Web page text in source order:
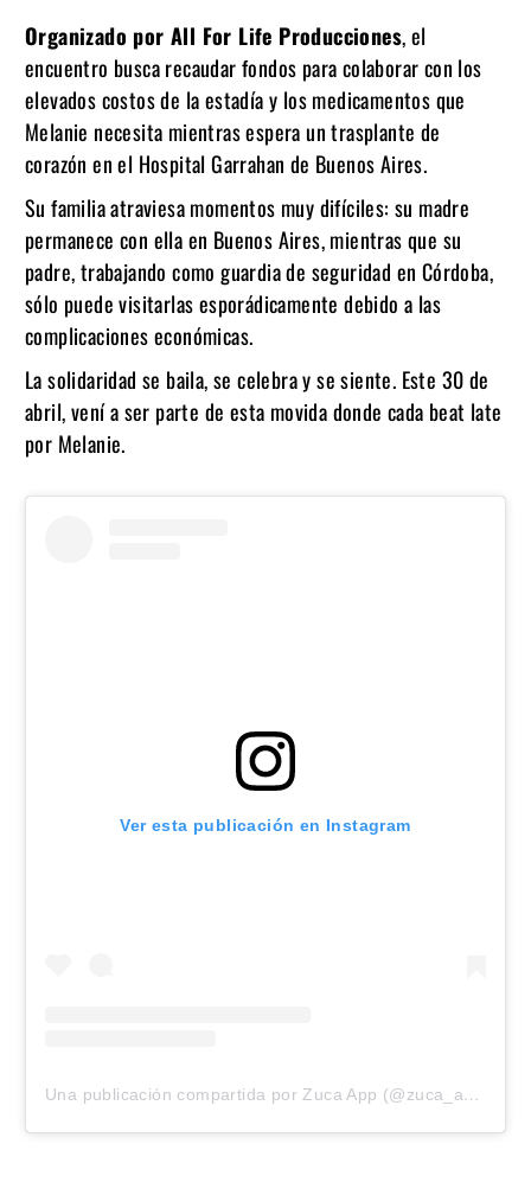
Organizado por All For Life Producciones, el
encuentro busca recaudar fondos para colaborar con los
elevados costos de la estadía y los medicamentos que
Melanie necesita mientras espera un trasplante de
corazón en el Hospital Garrahan de Buenos Aires.
Su familia atraviesa momentos muy difíciles: su madre
permanece con ella en Buenos Aires, mientras que su
padre, trabajando como guardia de seguridad en Córdoba,
sólo puede visitarlas esporádicamente debido a las
complicaciones económicas.
La solidaridad se baila, se celebra y se siente. Este 30 de
abril, vení a ser parte de esta movida donde cada beat late
por Melanie.
Ver esta publicación en Instagram
Una publicación compartida por Zuca App (@zuca_app)